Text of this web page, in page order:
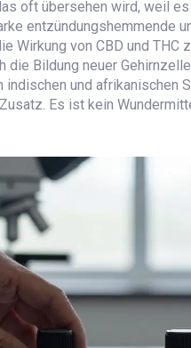
oft übersehen wird, weil
entzündungshemmende
Wirkung von CBD und
die Bildung neuer
indischen und afrikanischen
Es ist kein